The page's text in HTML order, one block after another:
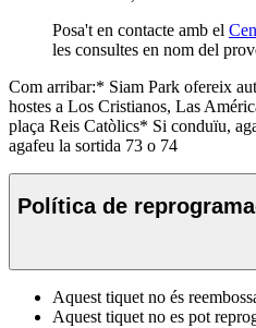
Posa't en contacte amb el
les consultes en nom del
Com arribar:* Siam Park ofereix
hostes a Los Cristianos, Las
plaça Reis Catòlics* Si conduïu,
agafeu la sortida 73 o 74
Política de
Aquest tiquet no és
Aquest tiquet no es pot